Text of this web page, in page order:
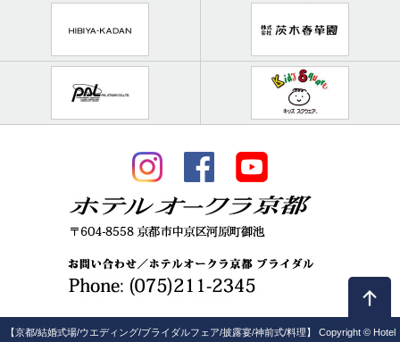
【京都/結婚式場/ウエディング/ブライダルフェア/披露宴/神前式/料理】 Copyright © Hotel